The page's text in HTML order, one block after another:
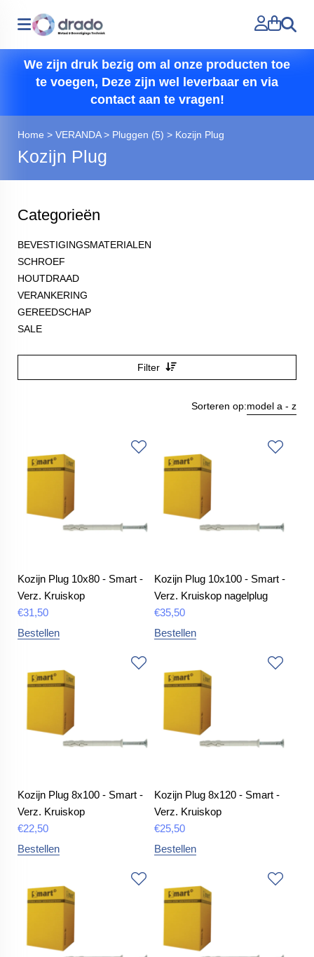
Zoeken
We zijn druk bezig om al onze producten toe
te voegen, Deze zijn wel leverbaar en via
contact aan te vragen!
Home > VERANDA> Pluggen (5) > Kozijn Plug
Kozijn Plug
Categorieën
BEVESTIGINGSMATERIALEN
SCHROEF
HOUTDRAAD
VERANKERING
GEREEDSCHAP
SALE
Filter
Sorteren op:model a - z
Kozijn Plug 10x80 - Smart -
Verz. Kruiskop
€31,50
Bestellen
Kozijn Plug 10x100 - Smart -
Verz. Kruiskop nagelplug
€35,50
Bestellen
Kozijn Plug 8x100 - Smart -
Verz. Kruiskop
€22,50
Bestellen
Kozijn Plug 8x120 - Smart -
Verz. Kruiskop
€25,50
Bestellen